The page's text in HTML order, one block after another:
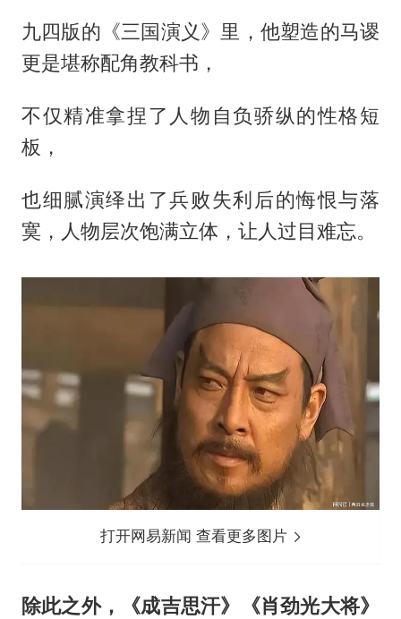
九四版的《三国演义》里，他塑造的马谡
更是堪称配角教科书，
不仅精准拿捏了人物自负骄纵的性格短
板，
也细腻演绎出了兵败失利后的悔恨与落
寞，人物层次饱满立体，让人过目难忘。
打开网易新闻 查看更多图片
除此之外，《成吉思汗》《肖劲光大将》